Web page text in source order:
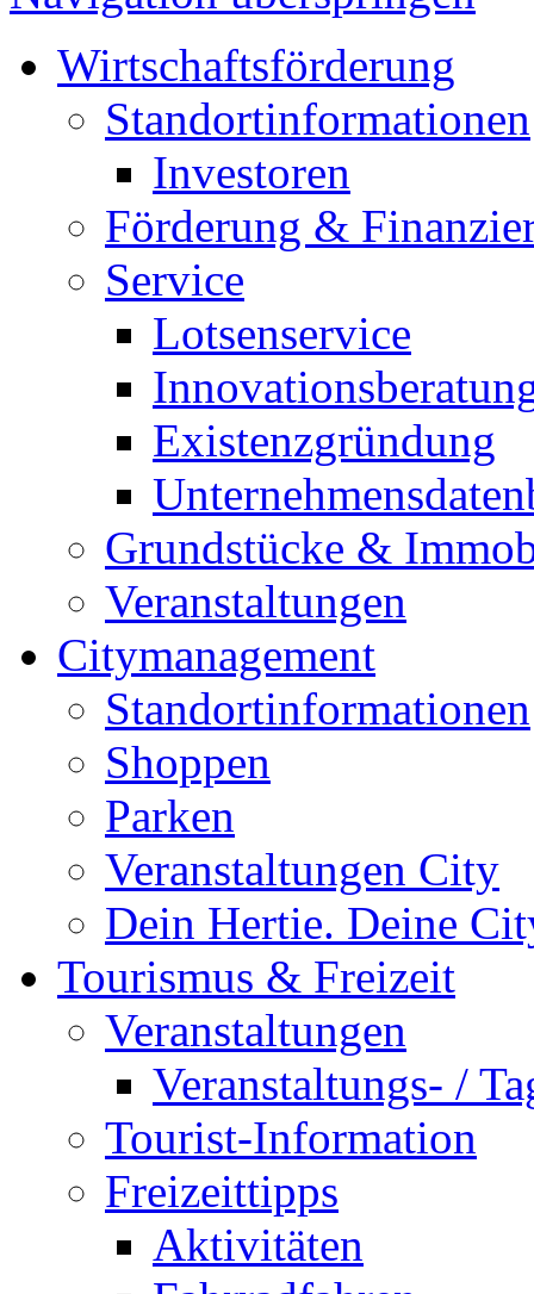
Wirtschaftsförderung
Standortinformationen
Investoren
Förderung &
Service
Lotsenservice
Existenzgründung
Grundstücke &
Veranstaltungen
Citymanagement
Standortinformationen
Shoppen
Parken
Veranstaltungen City
Dein Hertie. Deine
Tourismus & Freizeit
Veranstaltungen
Veranstaltungs- /
Tourist-Information
Freizeittipps
Aktivitäten